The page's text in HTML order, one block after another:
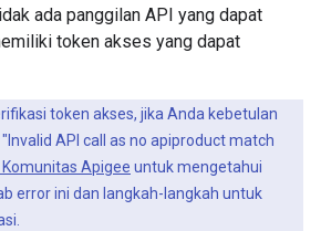
ada panggilan API yang dapat
token akses yang dapat
token akses, jika Anda kebetulan
API call as no apiproduct match
Apigee untuk mengetahui
error ini dan langkah-langkah untuk